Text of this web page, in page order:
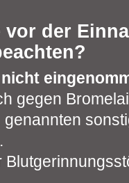
vor der
gegen
genannten